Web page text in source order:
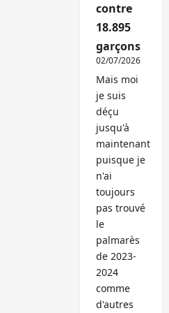
contre
18.895
garçons
02/07/2026
Mais moi
je suis
déçu
jusqu'à
maintenant
puisque je
n'ai
toujours
pas trouvé
le
palmarès
de 2023-
2024
comme
d'autres